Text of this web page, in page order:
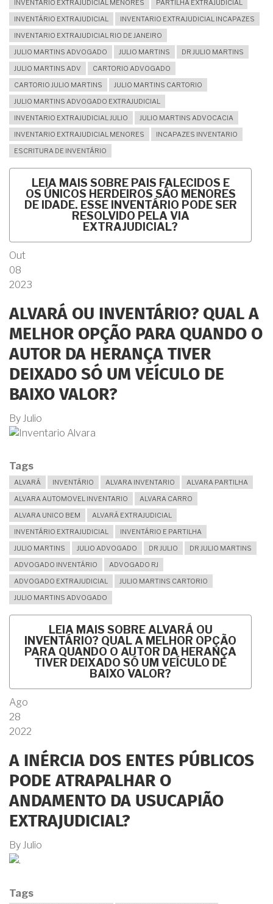
INVENTARIO EXTRAJUDICIAL MENORES
PARTILHA EXTRAJUDICIAL
INVENTÁRIO EXTRAJUDICIAL
INVENTARIO EXTRAJUDICIAL INCAPAZES
INVENTARIO EXTRAJUDICIAL RIO DE JANEIRO
JULIO MARTINS ADVOGADO
JULIO MARTINS
DR JULIO MARTINS
JULIO MARTINS ADV
CARTORIO ADVOGADO
CARTORIO JULIO MARTINS
JULIO MARTINS CARTORIO
JULIO MARTINS ADVOGADO EXTRAJUDICIAL
INVENTARIO EXTRAJUDICIAL JULIO
JULIO MARTINS ADVOCACIA
INVENTARIO EXTRAJUDICIAL MENORES
INCAPAZES INVENTARIO
ESCRITURA DE INVENTÁRIO
LEIA MAIS SOBRE PAIS FALECIDOS E
OS ÚNICOS HERDEIROS SÃO MENORES
DE IDADE. ESSE INVENTÁRIO PODE SER
RESOLVIDO PELA VIA
EXTRAJUDICIAL?
Out
08
2023
ALVARÁ OU INVENTÁRIO? QUAL A
MELHOR OPÇÃO PARA QUANDO O
AUTOR DA HERANÇA TIVER
DEIXADO SÓ UM VEÍCULO DE
BAIXO VALOR?
By Julio
Tags
ALVARÁ INVENTÁRIO ALVARA INVENTARIO
ALVARA PARTILHA
ALVARA AUTOMOVEL INVENTARIO
ALVARA CARRO
ALVARA UNICO BEM
ALVARÁ EXTRAJUDICIAL
INVENTÁRIO EXTRAJUDICIAL
INVENTÁRIO E PARTILHA
JULIO MARTINS
JULIO ADVOGADO DR JULIO
DR JULIO MARTINS
ADVOGADO INVENTÁRIO
ADVOGADO RJ
ADVOGADO EXTRAJUDICIAL
JULIO MARTINS CARTORIO
JULIO MARTINS ADVOGADO
LEIA MAIS SOBRE ALVARÁ OU
INVENTÁRIO? QUAL A MELHOR OPÇÃO
PARA QUANDO O AUTOR DA HERANÇA
TIVER DEIXADO SÓ UM VEÍCULO DE
BAIXO VALOR?
Ago
28
2022
A INÉRCIA DOS ENTES PÚBLICOS
PODE ATRAPALHAR O
ANDAMENTO DA USUCAPIÃO
EXTRAJUDICIAL?
By Julio
Tags